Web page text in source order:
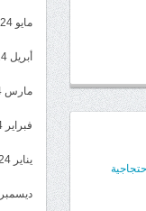
مايو 2024
أبريل 2024
مارس 2024
فبراير 2024
يناير 2024
ديسمبر 2023